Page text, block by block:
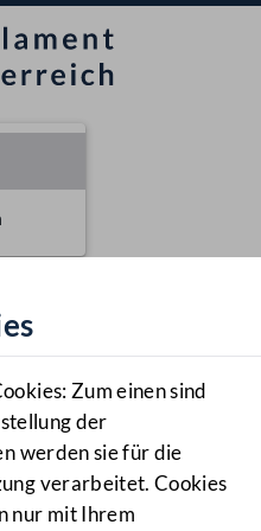
Zum einen sind
der
werden sie für die
verarbeitet. Cookies
nur mit Ihrem